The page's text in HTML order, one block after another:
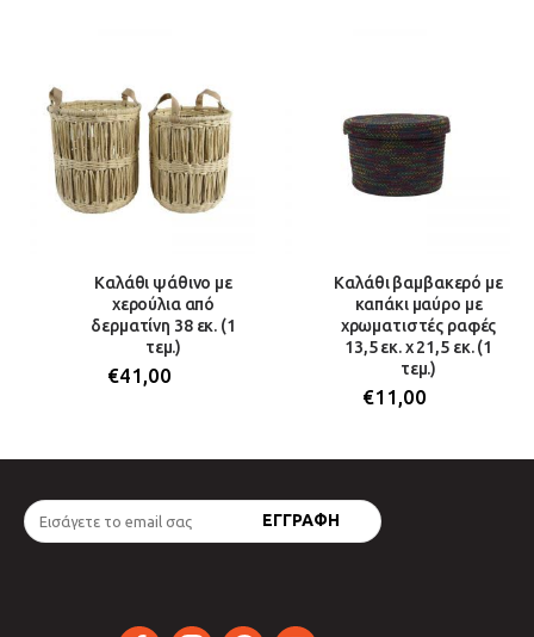
Καλάθι ψάθινο με
χερούλια από
δερματίνη 38 εκ. (1
τεμ.)
€41,00
Καλάθι βαμβακερό με
καπάκι μαύρο με
χρωματιστές ραφές
13,5 εκ. x 21,5 εκ. (1
τεμ.)
€11,00